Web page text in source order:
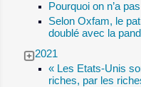
Pourquoi on n’a
Selon Oxfam, le
doublé avec la
2021
« Les Etats-Unis
riches, par les